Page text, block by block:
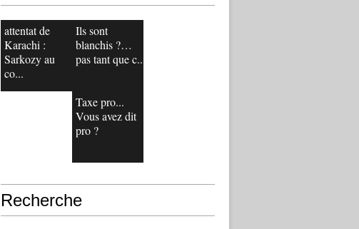
attentat de
Karachi :
Sarkozy au
co...
Ils sont
blanchis ?…
pas tant que c...
Taxe pro...
Vous avez dit
pro ?
Recherche